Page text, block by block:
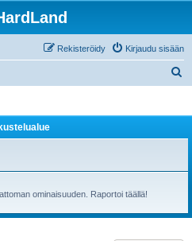
Kirjaudu sisään
Rekisteröidy
ominaisuuden. Raportoi täällä!